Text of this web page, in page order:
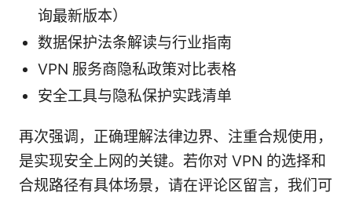
询最新版本）
数据保护法条解读与行业指南
VPN 服务商隐私政策对比表格
安全工具与隐私保护实践清单
再次强调，正确理解法律边界、注重合规使用，
是实现安全上网的关键。若你对 VPN 的选择和
合规路径有具体场景，请在评论区留言，我们可